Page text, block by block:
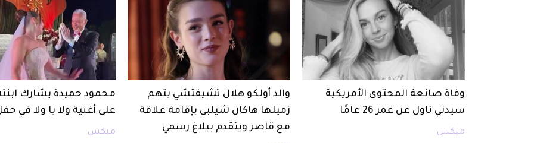
وفاة صانعة المحتوى الأمريكية
سيدني تاول عن عمر 26 عامًا
ميكس
والد أولكو هلال تشيفتشي يتهم
زميلها هاكان شيلبي بإقامة علاقة
مع قاصر ويتقدم ببلاغ رسمي
محمود حميدة يشارك
على أغنية ولا يا ولا في
ميكس